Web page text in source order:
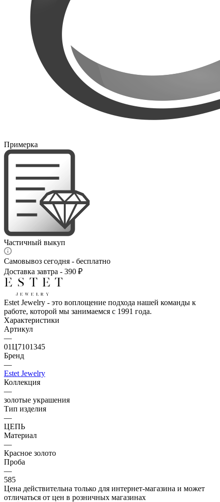
Примерка
Частичный выкуп
Самовывоз сегодня - бесплатно
Доставка завтра - 390 ₽
Estet Jewelry - это воплощение подхода нашей команды к
работе, которой мы занимаемся с 1991 года.
Характеристики
Артикул
—
01Ц7101345
Бренд
—
Estet Jewelry
Коллекция
—
золотые украшения
Тип изделия
—
ЦЕПЬ
Материал
—
Красное золото
Проба
—
585
Цена действительна только для интернет-магазина и может
отличаться от цен в розничных магазинах